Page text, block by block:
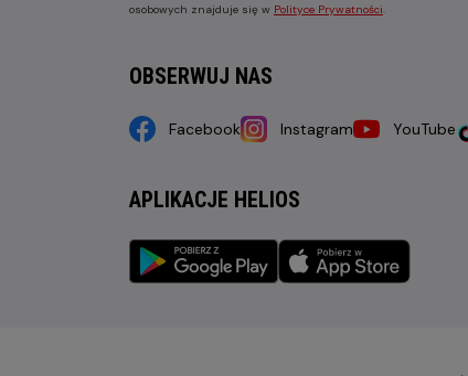
osobowych znajduje się w Polityce Prywatności.
OBSERWUJ NAS
Facebook Instagram YouTube
APLIKACJE HELIOS